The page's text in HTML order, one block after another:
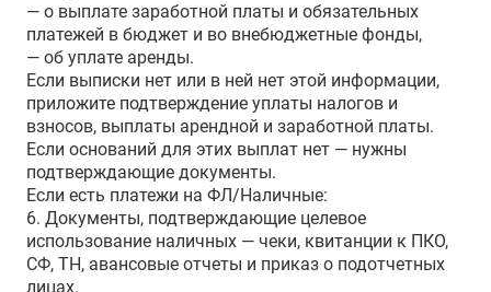
— о выплате заработной платы и обязательных
платежей в бюджет и во внебюджетные фонды,
— об уплате аренды.
Если выписки нет или в ней нет этой информации,
приложите подтверждение уплаты налогов и
взносов, выплаты арендной и заработной платы.
Если оснований для этих выплат нет — нужны
подтверждающие документы.
Если есть платежи на ФЛ/Наличные:
6. Документы, подтверждающие целевое
использование наличных — чеки, квитанции к ПКО,
СФ, ТН, авансовые отчеты и приказ о подотчетных
лицах.